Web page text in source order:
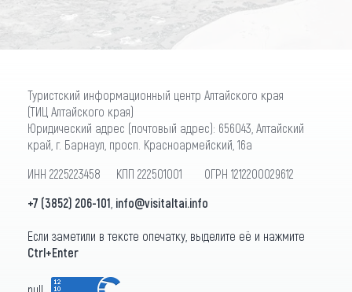
Туристский информационный центр Алтайского края
(ТИЦ Алтайского края)
Юридический адрес (почтовый адрес): 656043, Алтайский
край, г. Барнаул, просп. Красноармейский, 16а
ИНН 2225223458 КПП 222501001 ОГРН 1212200029612
+7 (3852) 206-101 info@visitaltai.info
Если заметили в тексте опечатку, выделите её и нажмите
Ctrl+Enter